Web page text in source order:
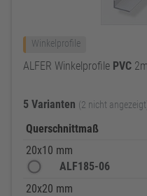
Winkelprofile
ALFER Winkelprofile PVC
5 Varianten (2 nicht
Querschnittmaß
20x10 mm
ALF185-06
20x20 mm